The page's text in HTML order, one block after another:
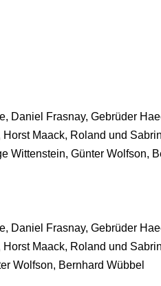
Daniel Frasnay, Gebrüder
Maack, Roland und
Wittenstein, Günter Wolfson,
Daniel Frasnay, Gebrüder
Maack, Roland und
Wolfson, Bernhard Wübbel